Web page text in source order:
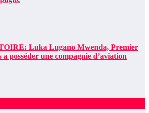
Luka Lugano Mwenda, Premier
posséder une compagnie d’aviation